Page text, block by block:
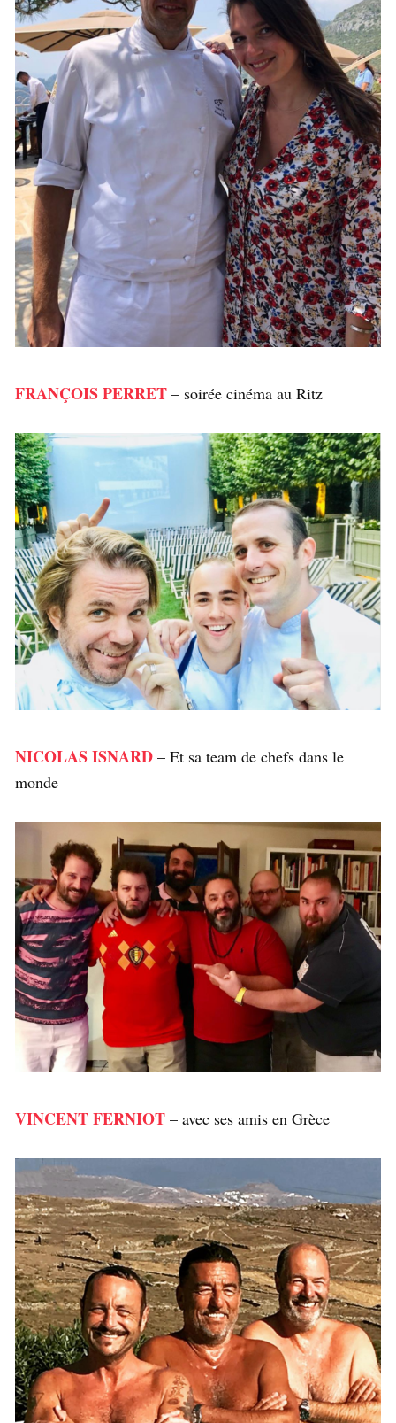
FRANÇOIS PERRET – soirée cinéma au Ritz
NICOLAS ISNARD – Et sa team de chefs dans le
monde
VINCENT FERNIOT – avec ses amis en Grèce